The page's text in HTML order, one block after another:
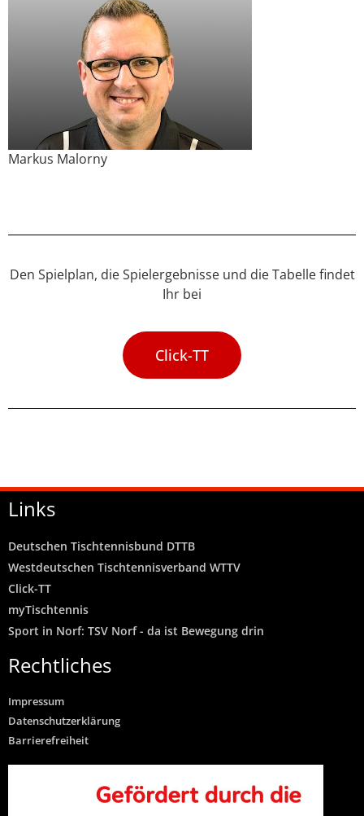
Markus Malorny
Den Spielplan, die Spielergebnisse und die Tabelle findet
Ihr bei
Click-TT
Links
Deutschen Tischtennisbund DTTB
Westdeutschen Tischtennisverband WTTV
Click-TT
myTischtennis
Sport in Norf: TSV Norf - da ist Bewegung drin
Rechtliches
Impressum
Datenschutzerklärung
Barrierefreiheit